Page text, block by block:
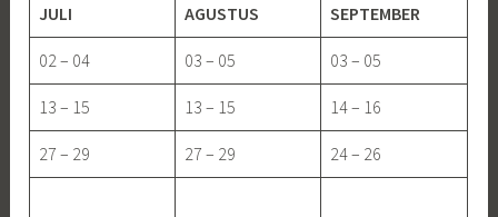
JULI AGUSTUS SEPTEMBER
02 – 04 03 – 05 03 – 05
13 – 15 13 – 15 14 – 16
27 – 29 27 – 29 24 – 26